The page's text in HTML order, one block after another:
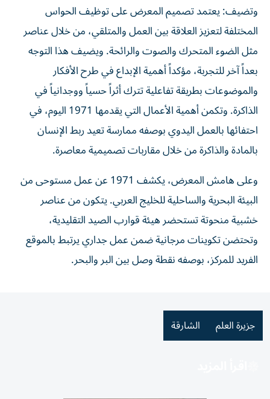
وتضيف: يعتمد تصميم المعرض على توظيف الحواس
المختلفة لتعزيز العلاقة بين العمل والمتلقي، من خلال عناصر
مثل الضوء المتحرك والصوت والرائحة. ويضيف هذا التوجه
بعداً آخر للتجربة، مؤكداً أهمية الإبداع في طرح الأفكار
والموضوعات بطريقة تفاعلية تترك أثراً حسياً ووجدانياً في
الذاكرة. وتكمن أهمية الأعمال التي يقدمها 1971 اليوم، في
احتفائها بالعمل اليدوي بوصفه ممارسة تعيد ربط الإنسان
بالمادة والذاكرة من خلال مقاربات تصميمية معاصرة.
وعلى هامش المعرض، يكشف 1971 عن عمل مستوحى من
البيئة البحرية والساحلية للخليج العربي. يتكون من عناصر
خشبية منحوتة تستحضر هيئة قوارب الصيد التقليدية،
وتحتضن تكوينات مرجانية ضمن عمل جداري يرتبط بالموقع
الفريد للمركز، بوصفه نقطة وصل بين البر والبحر.
جزيرة العلم الشارقة